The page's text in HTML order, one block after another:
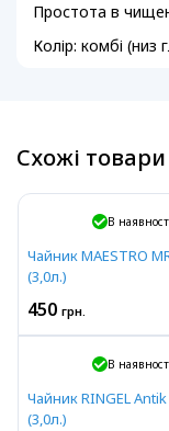
Простота в
Колір: комбі (низ
Схожі товари
В
Чайник MAESTRO
(3,0л.)
450 грн.
В
Чайник RINGEL
(3,0л.)